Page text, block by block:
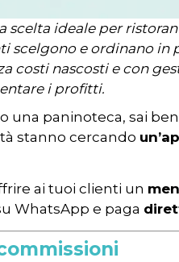
scelta ideale per
scelgono e ordinano
costi nascosti e con
i profitti.
una paninoteca, sai
stanno cercando
ai tuoi clienti un
WhatsApp e paga